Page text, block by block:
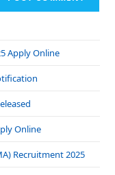
Apply Online
Online
Recruitment 2025